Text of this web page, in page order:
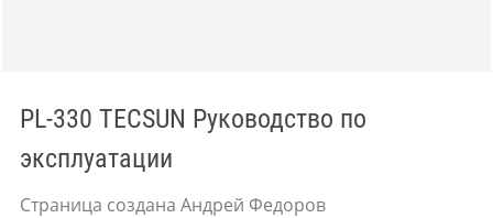
PL-330 TECSUN Руководство по
эксплуатации
Страница создана Андрей Федоров